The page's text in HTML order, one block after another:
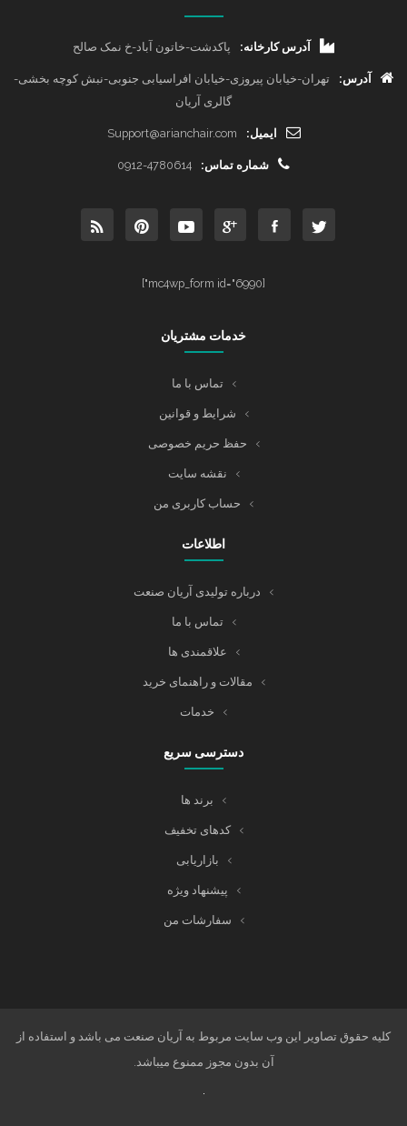
آدرس کارخانه: پاکدشت-خاتون آباد-خ نمک صالح
آدرس:
تهران-خیابان پیروزی-خیابان افراسیابی جنوبی-نبش کوچه بخشی-
گالری آریان
ایمیل: Support@arianchair.com
شماره تماس: 0912-4780614
[mc4wp_form id="6990"]
خدمات مشتریان
تماس با ما
شرایط و قوانین
حفظ حریم خصوصی
نقشه سایت
حساب کاربری من
اطلاعات
درباره تولیدی آریان صنعت
تماس با ما
علاقمندی ها
مقالات و راهنمای خرید
خدمات
دسترسی سریع
برند ها
کدهای تخفیف
بازاریابی
پیشنهاد ویژه
سفارشات من
کلیه حقوق تصاویر این وب سایت مربوط به آریان صنعت می باشد و استفاده از
آن بدون مجوز ممنوع میباشد.